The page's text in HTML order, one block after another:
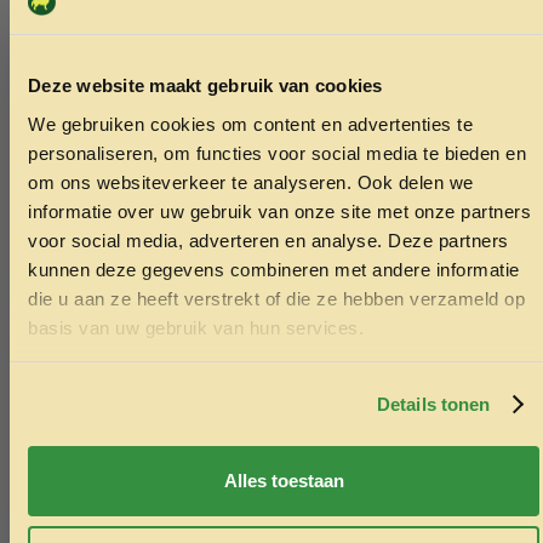
Deze website maakt gebruik van cookies
We gebruiken cookies om content en advertenties te
personaliseren, om functies voor social media te bieden en
om ons websiteverkeer te analyseren. Ook delen we
informatie over uw gebruik van onze site met onze partners
voor social media, adverteren en analyse. Deze partners
kunnen deze gegevens combineren met andere informatie
die u aan ze heeft verstrekt of die ze hebben verzameld op
basis van uw gebruik van hun services.
Details tonen
Alles toestaan
22.99
ONTVANG 5% KORTING OP
JE EERSTE BESTELLING!
Ontvang korting
Door je in te schrijven ga je akkoord met het ontvangen van